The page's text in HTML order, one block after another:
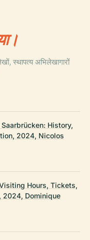
स्थापत्य अभिलेखागारों
History,
2024, Nicolos
Hours, Tickets,
2024, Dominique